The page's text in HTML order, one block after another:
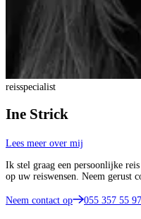
reisspecialist
Ine Strick
Lees meer over mij
Ik stel graag een persoonlijke
op uw reiswensen. Neem gerust
Neem contact op 055 357 55 97